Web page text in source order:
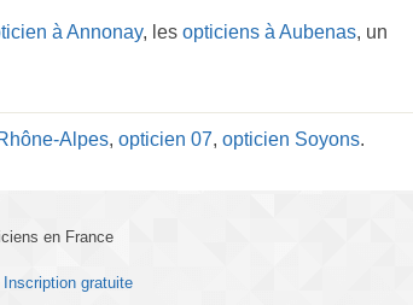
à Annonay, les opticiens à Aubenas, un
Alpes, opticien 07, opticien Soyons.
en France
Inscription gratuite